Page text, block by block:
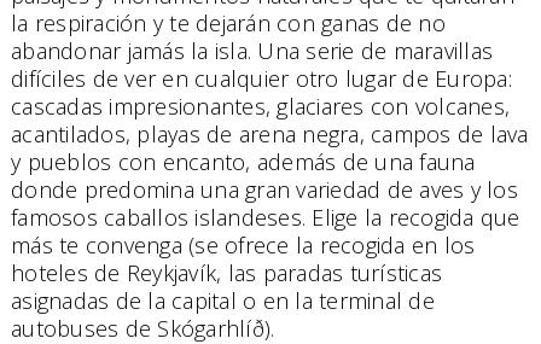
la respiración y te dejarán con ganas de no
abandonar jamás la isla. Una serie de maravillas
difíciles de ver en cualquier otro lugar de Europa:
cascadas impresionantes, glaciares con volcanes,
acantilados, playas de arena negra, campos de lava
y pueblos con encanto, además de una fauna
donde predomina una gran variedad de aves y los
famosos caballos islandeses. Elige la recogida que
más te convenga (se ofrece la recogida en los
hoteles de Reykjavík, las paradas turísticas
asignadas de la capital o en la terminal de
autobuses de Skógarhlíð).